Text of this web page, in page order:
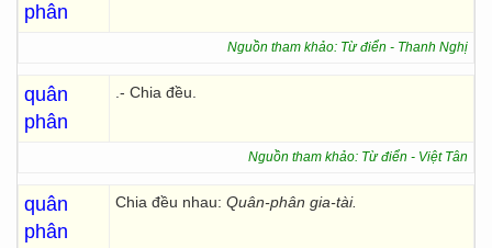
phân
Nguồn tham khảo: Từ điển - Thanh Nghị
quân
phân
.- Chia đều.
Nguồn tham khảo: Từ điển - Việt Tân
quân
phân
Chia đều nhau: Quân-phân gia-tài.